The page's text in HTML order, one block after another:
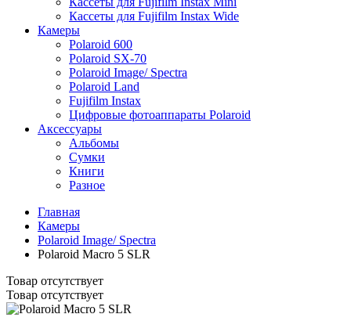
Кассеты для Fujifilm Instax Wide
Камеры
Polaroid 600
Polaroid SX-70
Polaroid Image/ Spectra
Polaroid Land
Fujifilm Instax
Цифровые фотоаппараты Polaroid
Аксессуары
Альбомы
Сумки
Книги
Разное
Главная
Камеры
Polaroid Image/ Spectra
Polaroid Macro 5 SLR
Товар отсутствует
Товар отсутствует